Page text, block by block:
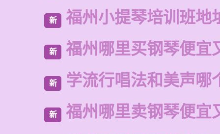
新 福州小提琴培训班地
新 福州哪里买钢琴便宜
新 学流行唱法和美声哪
新 福州哪里卖钢琴便宜